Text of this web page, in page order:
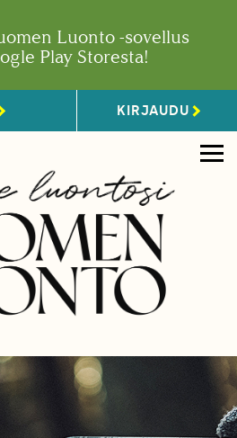
Luonto -sovellus
Play Storesta!
KIRJAUDU